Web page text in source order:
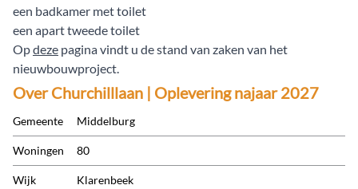
een badkamer met toilet
een apart tweede toilet
Opdeze pagina vindt u de stand van zaken van het
nieuwbouwproject.
OverChurchilllaan | Oplevering najaar 2027
Gemeente Middelburg
Woningen 80
Wijk Klarenbeek